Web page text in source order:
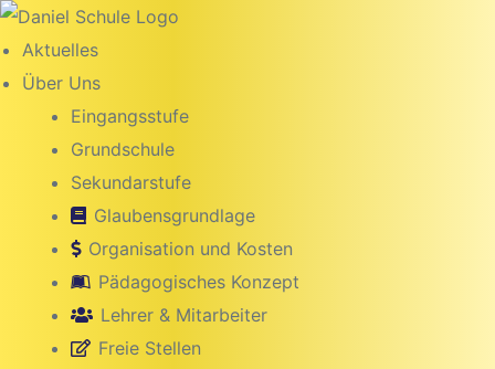
Aktuelles
Über Uns
Eingangsstufe
Grundschule
Sekundarstufe
Glaubensgrundlage
Organisation und Kosten
Pädagogisches Konzept
Lehrer & Mitarbeiter
Freie Stellen